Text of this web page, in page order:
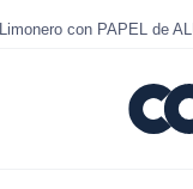
Limonero con PAPEL de